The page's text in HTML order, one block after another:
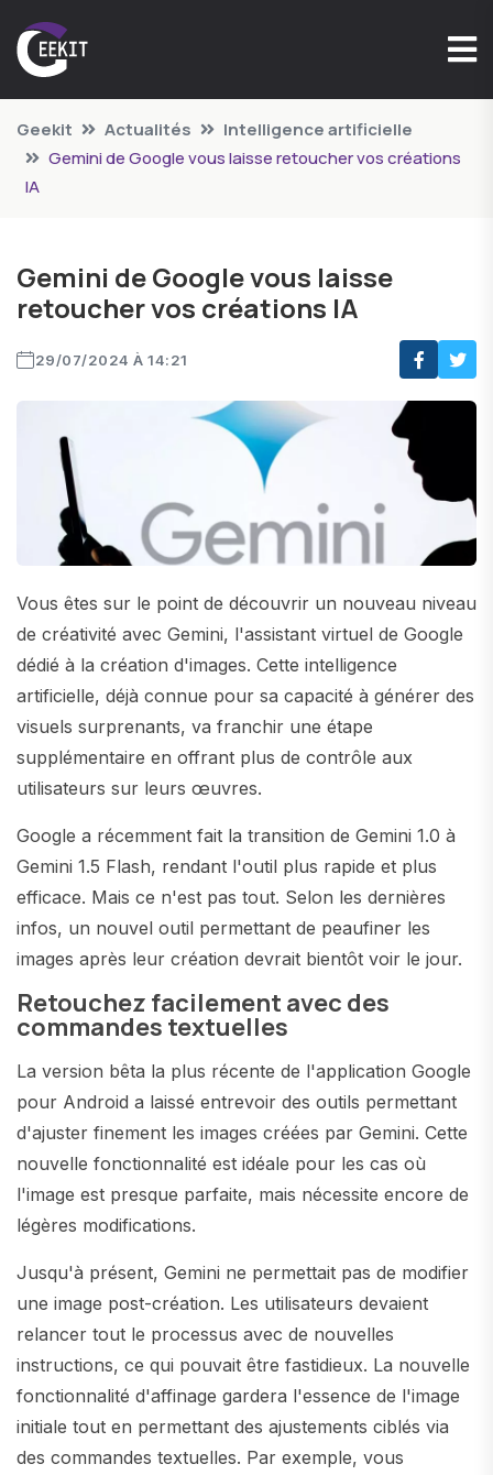
Geekit Actualités
Intelligence artificielle
Gemini de Google vous laisse retoucher vos créations
IA
Gemini de Google vous laisse
retoucher vos créations IA
29/07/2024 À 14:21
Vous êtes sur le point de découvrir un nouveau niveau
de créativité avec Gemini, l'assistant virtuel de Google
dédié à la création d'images. Cette intelligence
artificielle, déjà connue pour sa capacité à générer des
visuels surprenants, va franchir une étape
supplémentaire en offrant plus de contrôle aux
utilisateurs sur leurs œuvres.
Google a récemment fait la transition de Gemini 1.0 à
Gemini 1.5 Flash, rendant l'outil plus rapide et plus
efficace. Mais ce n'est pas tout. Selon les dernières
infos, un nouvel outil permettant de peaufiner les
images après leur création devrait bientôt voir le jour.
Retouchez facilement avec des
commandes textuelles
La version bêta la plus récente de l'application Google
pour Android a laissé entrevoir des outils permettant
d'ajuster finement les images créées par Gemini. Cette
nouvelle fonctionnalité est idéale pour les cas où
l'image est presque parfaite, mais nécessite encore de
légères modifications.
Jusqu'à présent, Gemini ne permettait pas de modifier
une image post-création. Les utilisateurs devaient
relancer tout le processus avec de nouvelles
instructions, ce qui pouvait être fastidieux. La nouvelle
fonctionnalité d'affinage gardera l'essence de l'image
initiale tout en permettant des ajustements ciblés via
des commandes textuelles. Par exemple, vous